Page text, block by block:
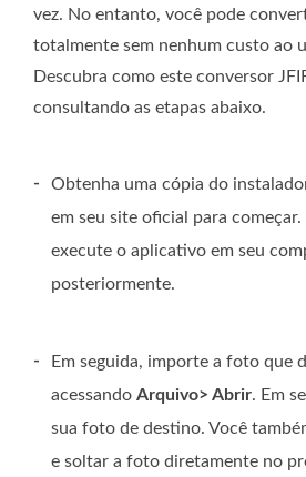
vez. No entanto, você pode
totalmente sem nenhum custo ao
Descubra como este conversor
consultando as etapas abaixo.
-
Obtenha uma cópia do
em seu site oficial para começar.
execute o aplicativo em seu
posteriormente.
-
Em seguida, importe a foto que
acessando Arquivo> Abrir. Em
sua foto de destino. Você
e soltar a foto diretamente no